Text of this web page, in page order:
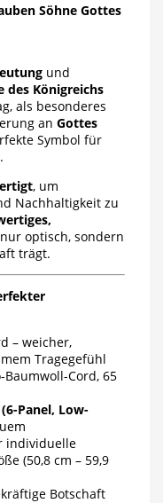
Söhne Gottes
und
des Königreichs
als besonderes
an Gottes
Symbol für
.
, um
Nachhaltigkeit zu
optisch, sondern
trägt.
– weicher,
Tragegefühl
Baumwoll-Cord, 65
Panel, Low-
individuelle
(50,8 cm – 59,9
Botschaft